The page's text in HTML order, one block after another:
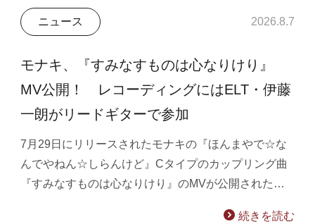
ニュース 2026.8.7
モナキ、『すみなすものは心なりけり』
MV公開！ レコーディングにはELT・伊藤
一朗がリードギターで参加
7月29日にリリースされたモナキの『ほんまやで☆な
んでやねん☆しらんけど』Cタイプのカップリング曲
『すみなすものは心なりけり』のMVが公開された…
続きを読む